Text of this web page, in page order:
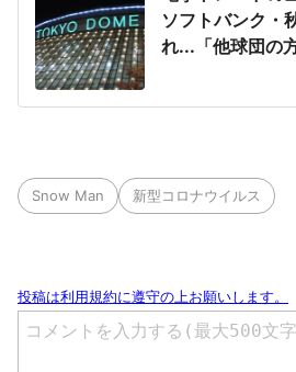
ソフトバンク・
れ...「他球団の
Snow Man 新型コロナウイルス